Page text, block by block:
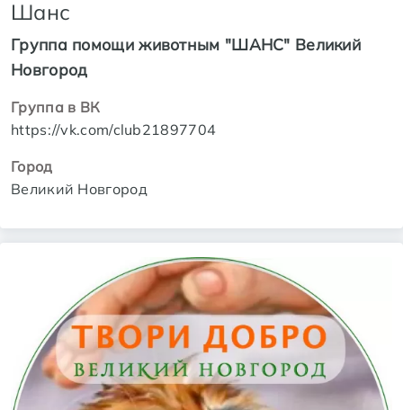
Шанс
Группа помощи животным "ШАНС" Великий
Новгород
Группа в ВК
https://vk.com/club21897704
Город
Великий Новгород